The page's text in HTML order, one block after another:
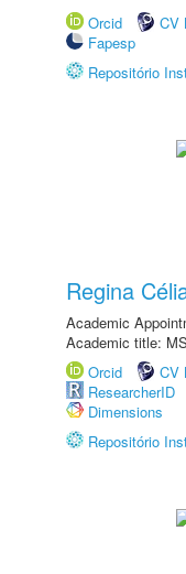
Orcid
CV
Fapesp
Repositório
Regina
Academic
Academic title:
Orcid
CV
ResearcherID
Dimensions
Repositório